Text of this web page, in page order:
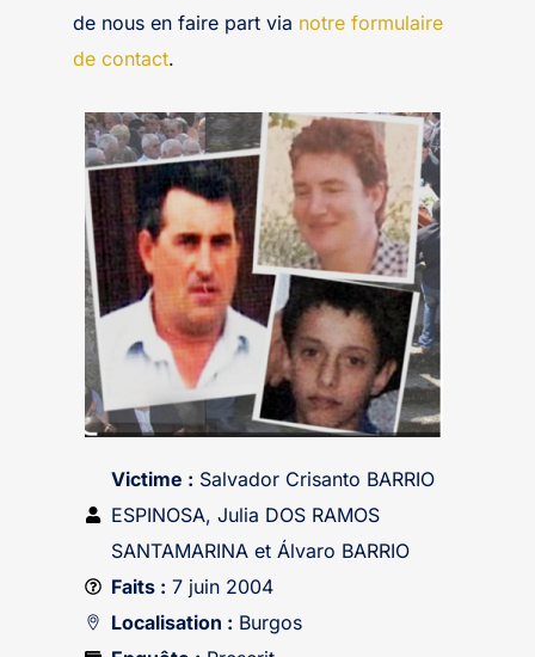
de nous en faire part via notre formulaire
de contact.
Victime : Salvador Crisanto BARRIO
ESPINOSA, Julia DOS RAMOS
SANTAMARINA et Álvaro BARRIO
Faits : 7 juin 2004
Localisation : Burgos